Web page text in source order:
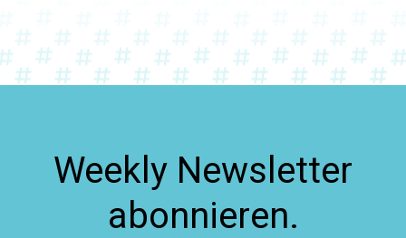
Weekly Newsletter
abonnieren.